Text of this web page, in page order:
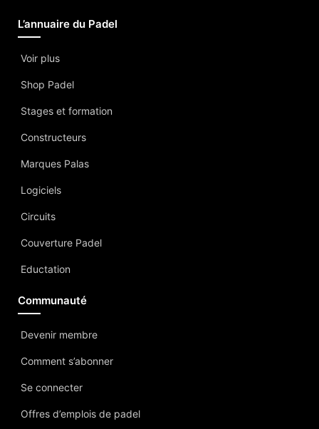
L’annuaire du Padel
Voir plus
Shop Padel
Stages et formation
Constructeurs
Marques Palas
Logiciels
Circuits
Couverture Padel
Eductation
Communauté
Devenir membre
Comment s’abonner
Se connecter
Offres d’emplois de padel